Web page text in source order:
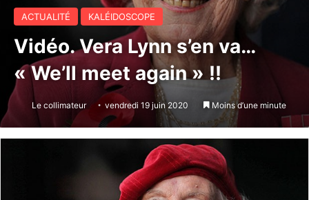
ACTUALITÉ KALÉIDOSCOPE
Vidéo. Vera Lynn s’en va…
« We’ll meet again » !!
Le collimateur vendredi 19 juin 2020 Moins d’une minute